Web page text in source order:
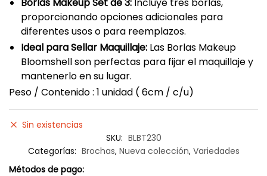
proporcionando opciones adicionales para
diferentes usos o para reemplazos.
Ideal para Sellar Maquillaje: Las Borlas Makeup
Bloomshell son perfectas para fijar el maquillaje y
mantenerlo en su lugar.
Peso / Contenido : 1 unidad ( 6cm / c/u)
Sin existencias
SKU: BLBT230
Categorías: Brochas, Nueva colección, Variedades
Métodos de pago: